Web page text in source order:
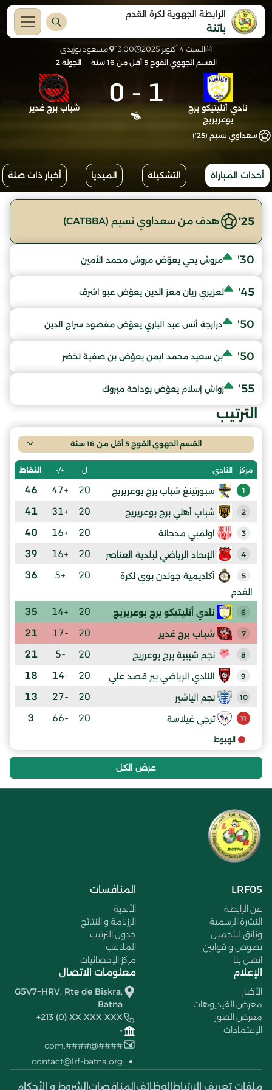
الرابطة الجهوية لكرة القدم
باتنة
السبت 4 أكتوبر 2025 13:00
مسعود بوزيدي
القسم الجهوي الفوج 5 أقل من 16 سنة
الجولة 2
نادي أتليتيكو برج
بوعريريج
1
-
0 شباب برج غدير
سعداوي نسيم (25')
أحداث المباراة التشكيلة الميديا أخبار ذات صلة
25' هدف من سعداوي نسيم (CATBBA)
30' مروش يحي يعوّض مروش محمد الأمين
45' لعزيري ريان معز الدين يعوّض عبو اشرف
50' درارجة أنس عبد الباري يعوّض مقصود سراج الدين
50' بن سعيد محمد ايمن يعوّض بن صفية لخضر
55' زواش إسلام يعوّض بوداحة مبروك
الترتيب
القسم الجهوي الفوج 5 أقل من 16 سنة
مركز النادي ل +/- النقاط
1 سبورتينغ شباب برج بوعريريج 20
+47
46
2 شباب أهلي برج بوعريريج 20
+31
41
3 اولمبي مدجانة 20
+16
40
4 الإتحاد الرياضي لبلدية العناصر 20
+16
39
5
أكاديمية جولدن بوي لكرة
القدم
20
+5
36
6 نادي أتليتيكو برج بوعريريج 20
+14
35
7 شباب برج غدير 20
-17
21
8 نجم شبيبة برج بوعرريج 20
-5
21
9 النادي الرياضي بير قصد علي 20
-14
18
10 نجم الياشير 20
-27
13
11 ترجي غيلاسة 20
-66
3
الهبوط
عرض الكل
LRF05
عن الرابطة
النشرة الرسمية
وثائق للتحميل
نصوص و قوانين
اتصل بنا
المنافسات
الأندية
الرزنامة و النتائج
جدول الترتيب
الملاعب
مركز الإحصائيات
الإعلام
الأخبار
معرض الفيديوهات
معرض الصور
الإعتمادات
معلومات الاتصال
G5V7+HRV, Rte de Biskra,
Batna
+213 (0) XX XXX XXX
-
####@####.com
contact@lrf-batna.org
ملفات تعريف الإرتباط الوظائف المناقصات الشروط و الأحكام